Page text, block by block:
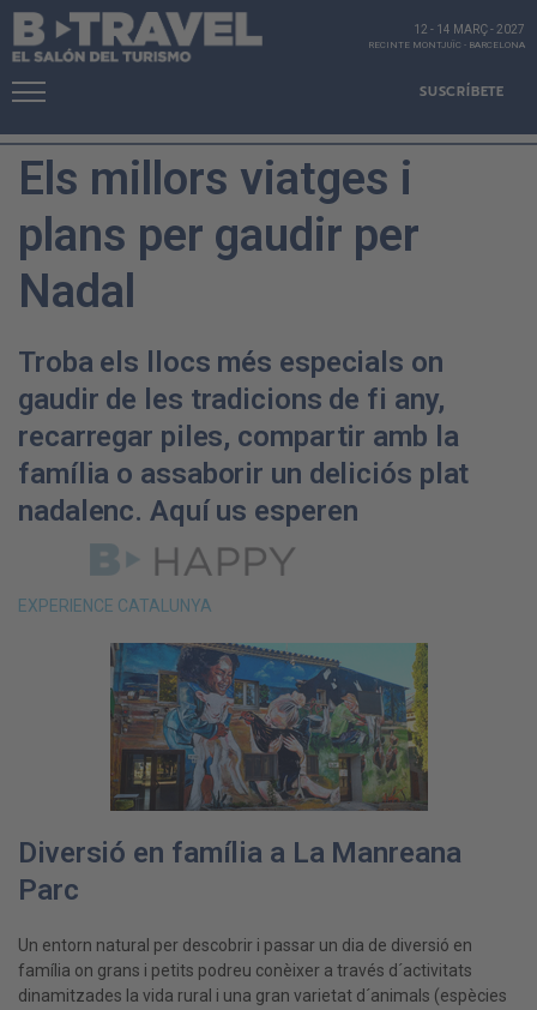
SUSCRÍBETE
12 - 14 MARÇ-2027
RECINTE MONTJUÏC - BARCELONA
Els millors viatges i
plans per gaudir per
Nadal
Troba els llocs més especials on
gaudir de les tradicions de fi any,
recarregar piles, compartir amb la
família o assaborir un deliciós plat
nadalenc. Aquí us esperen
EXPERIENCE CATALUNYA
Diversió en família a La Manreana
Parc
Un entorn natural per descobrir i passar un dia de diversió en
família on grans i petits podreu conèixer a través d´activitats
dinamitzades la vida rural i una gran varietat d´animals (espècies